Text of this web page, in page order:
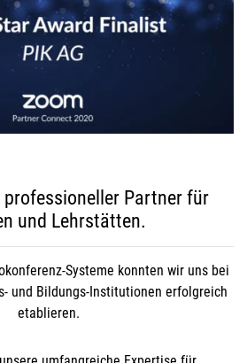
professioneller Partner für
und Lehrstätten.
Systeme konnten wir uns bei
und Bildungs-Institutionen erfolgreich
etablieren.